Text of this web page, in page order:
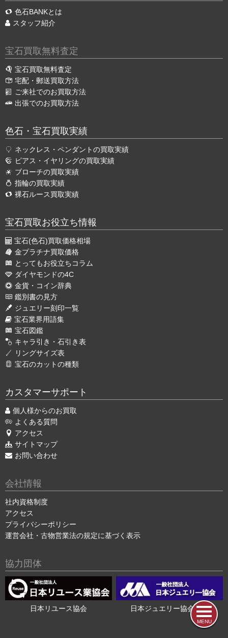
MENU
色石BANKとは
スタッフ紹介
宝石買取無料査定
宝石買取無料査定
宅配・郵送買取方法
ご来社でのお買取方法
出張でのお買取方法
色石・宝石買取実績
ネックレス・ペンダントの買取実績
ピアス・イヤリングの買取実績
ブローチの買取実績
指輪の買取実績
裸石ルース買取実績
宝石買取お役立ち情報
宝石(色石)買取価格相場
金プラチナ買取価格
とってもお役立ちコラム
ダイヤモンドの4C
金貨・コイン辞典
鑑別書の見方
ジュエリー刻印一覧
宝石業界用語集
宝石図鑑
キャラ引き・石引き表
リングサイズ表
宝石のカットの種類
カスタマーサポート
個人様からのお買取
よくある質問
アクセス
サイトマップ
お問い合わせ
会社情報
社内資格制度
アクセス
プライバシーポリシー
運営会社・古物営業法の規定に基づく表示
協力団体
日本リユース協会 日本ジュエリー協会会員